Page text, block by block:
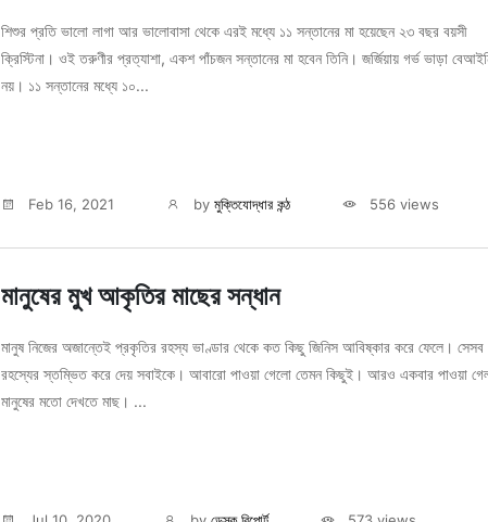
শিশুর প্রতি ভালো লাগা আর ভালোবাসা থেকে এরই মধ্যে ১১ সন্তানের মা হয়েছেন ২৩ বছর বয়সী
ক্রিস্টিনা। ওই তরুণীর প্রত্যাশা, একশ পাঁচজন সন্তানের মা হবেন তিনি। জর্জিয়ায় গর্ভ ভাড়া
নয়। ১১ সন্তানের মধ্যে ১০...
Feb 16, 2021 byমুক্তিযোদ্ধার কন্ঠ 556 views
মানুষের মুখ আকৃতির মাছের সন্ধান
মানুষ নিজের অজান্তেই প্রকৃতির রহস্য ভাণ্ডার থেকে কত কিছু জিনিস আবিষ্কার করে ফেলে। সেসব
রহস্যের স্তম্ভিত করে দেয় সবাইকে। আবারো পাওয়া গেলো তেমন কিছুই। আরও একবার পাওয়া
মানুষের মতো দেখতে মাছ। ...